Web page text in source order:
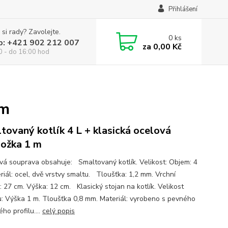
Přihlášení
rady? Zavolejte.
+421 902 212 007
- do 16:00 hod
0ks
za 0,00 Kč
kotlík 4 L + klasická ocelová
1 m
souprava obsahuje: Smaltovaný kotlík. Velikost: Objem: 4
ocel, dvě vrstvy smaltu. Tloušťka: 1,2 mm. Vrchní
27 cm. Výška: 12 cm. Klasický stojan na kotlík. Velikost
Výška 1 m. Tloušťka 0,8 mm. Materiál: vyrobeno s pevného
profilu.... celý popis